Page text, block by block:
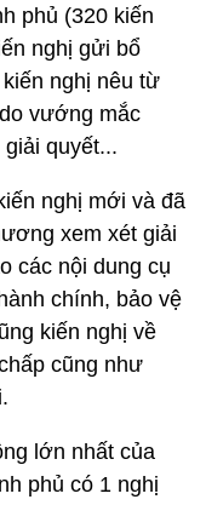
phủ (320 kiến
nghị gửi bổ
nghị nêu từ
vướng mắc
quyết...
nghị mới và đã
xem xét giải
các nội dung cụ
chính, bảo vệ
kiến nghị về
cũng như
lớn nhất của
phủ có 1 nghị